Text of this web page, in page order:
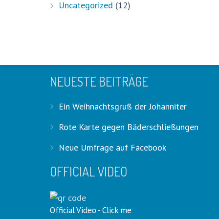
Uncategorized (12)
NEUESTE BEITRÄGE
Ein Weihnachtsgruß der Johanniter
Rote Karte gegen Bäderschließungen
Neue Umfrage auf Facebook
OFFICIAL VIDEO
Official Video - Click me